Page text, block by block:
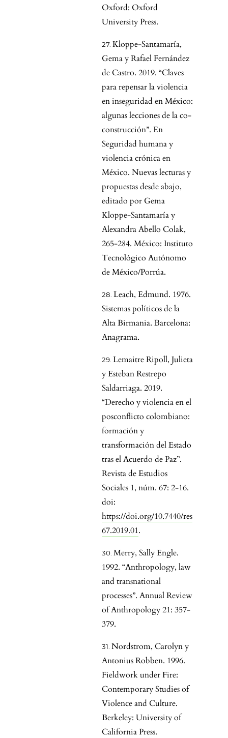
Oxford: Oxford
University Press.
Kloppe-Santamaría,
Gema y Rafael Fernández
de Castro. 2019. “Claves
para repensar la violencia
en inseguridad en México:
algunas lecciones de la co-
construcción”. En
Seguridad humana y
violencia crónica en
México. Nuevas lecturas y
propuestas desde abajo,
editado por Gema
Kloppe-Santamaría y
Alexandra Abello Colak,
265-284. México: Instituto
Tecnológico Autónomo
de México/Porrúa.
Leach, Edmund. 1976.
Sistemas políticos de la
Alta Birmania. Barcelona:
Anagrama.
Lemaitre Ripoll, Julieta
y Esteban Restrepo
Saldarriaga. 2019.
“Derecho y violencia en el
posconflicto colombiano:
formación y
transformación del Estado
tras el Acuerdo de Paz”.
Revista de Estudios
Sociales 1, núm. 67: 2-16.
doi:
https://doi.org/10.7440/res
67.2019.01.
Merry, Sally Engle.
1992. “Anthropology, law
and transnational
processes”. Annual Review
of Anthropology 21: 357-
379.
Nordstrom, Carolyn y
Antonius Robben. 1996.
Fieldwork under Fire:
Contemporary Studies of
Violence and Culture.
Berkeley: University of
California Press.